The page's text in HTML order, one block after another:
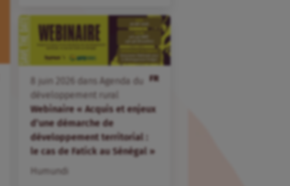
FR
juin dans
Agenda du
développement rural
Webinaire « Acquis et enjeux
d’une démarche de
développement territorial :
le cas de Fatick au Sénégal »
Humundi